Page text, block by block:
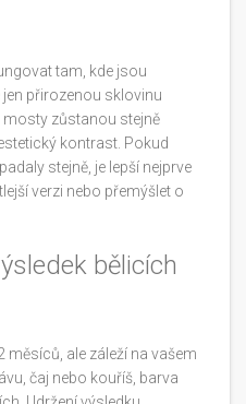
tam, kde jsou
přirozenou sklovinu
mosty zůstanou stejně
kontrast. Pokud
stejně, je lepší nejprve
verzi nebo přemýšlet o
bělicích
měsíců, ale záleží na vašem
čaj nebo kouříš, barva